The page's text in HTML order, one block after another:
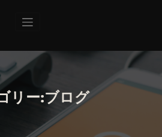
リー:ブログ